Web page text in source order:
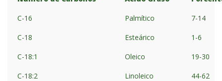
C-16 Palmítico 7-14
C-18 Esteárico 1-6
C-18:1 Oleico 19-30
C-18:2 Linoleico 44-62